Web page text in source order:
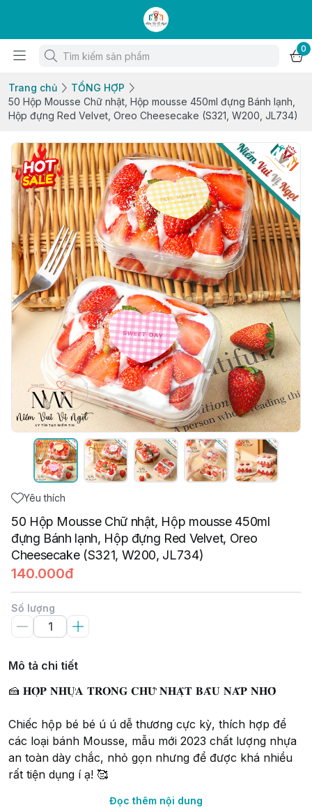
0
Trang chủ
TỔNG HỢP
50 Hộp Mousse Chữ nhật, Hộp mousse 450ml đựng Bánh lạnh,
Hộp đựng Red Velvet, Oreo Cheesecake (S321, W200, JL734)
Yêu thích
50 Hộp Mousse Chữ nhật, Hộp mousse 450ml
đựng Bánh lạnh, Hộp đựng Red Velvet, Oreo
Cheesecake (S321, W200, JL734)
140.000đ
Số lượng
Mô tả chi tiết
🍰 𝐇𝐎̣̂𝐏 𝐍𝐇𝐔̛̣𝐀 𝐓𝐑𝐎𝐍𝐆 𝐂𝐇𝐔̛̃ 𝐍𝐇𝐀̣̂𝐓 𝐁𝐀̂̀𝐔 𝐍𝐀̆́𝐏 𝐍𝐇𝐎̂
Chiếc hộp bé bé ú ú dễ thương cực kỳ, thích hợp để
các loại bánh Mousse, mẫu mới 2023 chất lượng nhựa
an toàn dày chắc, nhỏ gọn nhưng để được khá nhiều
rất tiện dụng í ạ! 🥰
💕 Kích thước: 𝟏𝟏 𝐱 𝟖.𝟓𝐜𝐦
Đọc thêm nội dung